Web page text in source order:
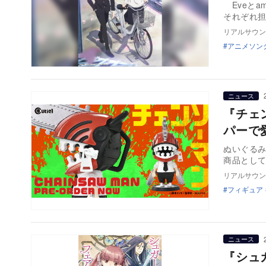
Eveと
それぞれ
リアルサウ
アニメソン
ニュース
『チ
パーで
ぬいぐる
商品とし
リアルサウ
フィギュア
ニュース
『シ